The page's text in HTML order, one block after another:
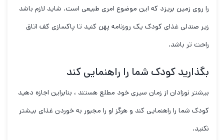
را روی زمین بریزد که این موضوع امری طبیعی است. شاید لازم باشد
زیر صندلی غذای کودک یک روزنامه پهن کنید تا پاکسازی کف اتاق
راحت تر باشد.
بگذارید کودک شما را راهنمایی کند
بیشتر نوزادان از زمان سیری خود مطلع هستند ، بنابراین اجازه دهید
کودک شما را راهنمایی کند و هرگز او را مجبور به خوردن غذای بیشتر
نکنید.